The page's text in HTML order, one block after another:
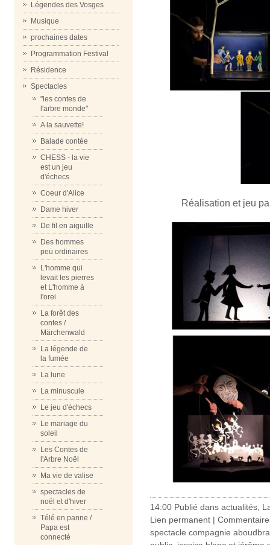
Légendes des Vosges
Musique
prochaines dates
Programmation Festival
Résidence
Spectacles
"les contes de
l'arbre monde"
A la sauvette!
Balade contée
CHESS - la vie
est un jeu
d'échecs
Coeur d'Alice
Dame hiver
De fil en aiguille
Des hommes
peu ordinaires
L'homme qui
levait les pierres
et L'homme à
l'orei
La forêt des
contes /
Märchenwald
La légende de
la fumée
La lune
La minuscule
Le jeu d'échecs
Le mariage du
soleil
Les Contes de
l'Arbre Noël
Ma vie de valise
spectacles de
noël et d'hiver
Télé en panne /
Papa est
connecté
Réalisation et jeu
14:00 Publié dans actualités
Lien permanent |
spectacle compagnie